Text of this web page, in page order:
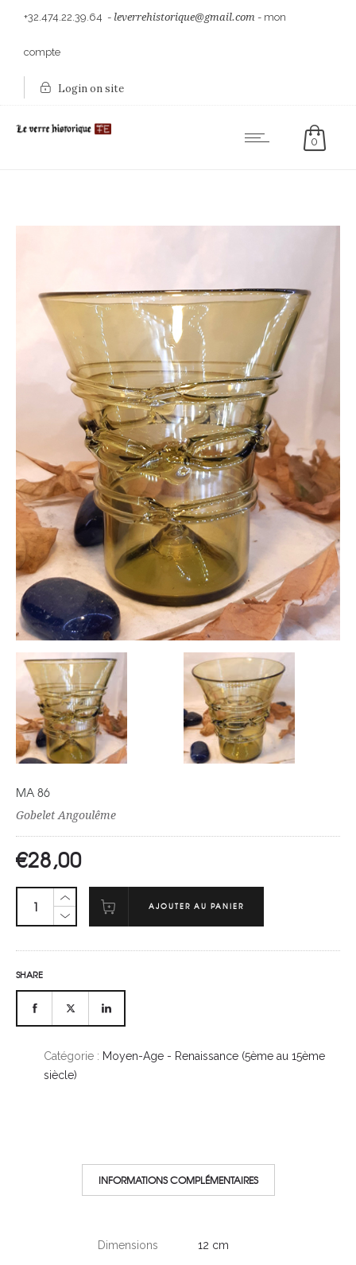
+32.474.22.39.64 - leverrehistorique@gmail.com - mon
compte
Login on site
0
MA 86
Gobelet Angoulême
€28,00
AJOUTER AU PANIER
SHARE
Catégorie : Moyen-Age - Renaissance (5ème au 15ème
siècle)
INFORMATIONS COMPLÉMENTAIRES
Dimensions 12 cm